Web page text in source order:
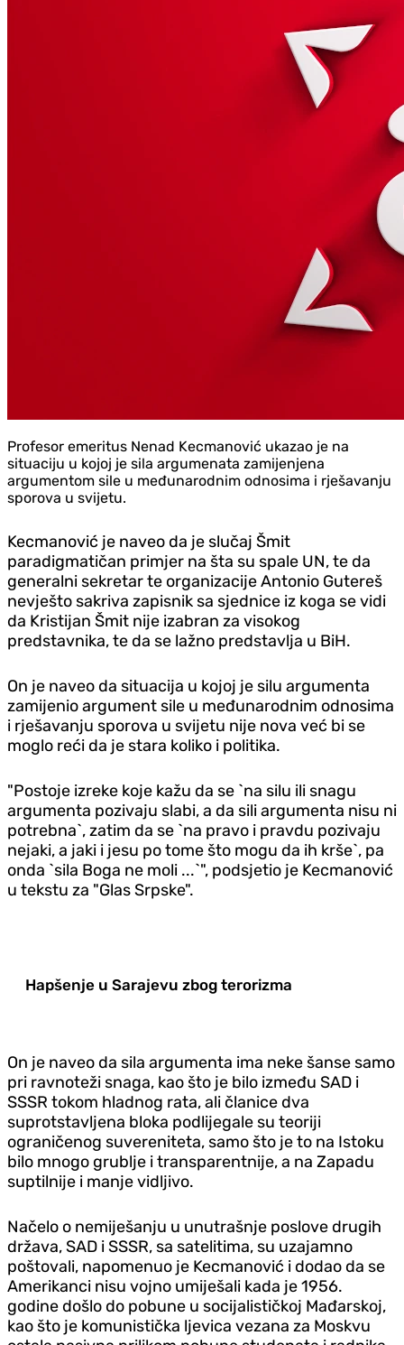
Profesor emeritus Nenad Kecmanović ukazao je na
situaciju u kojoj je sila argumenata zamijenjena
argumentom sile u međunarodnim odnosima i rješavanju
sporova u svijetu.
Kecmanović je naveo da je slučaj Šmit
paradigmatičan primjer na šta su spale UN, te da
generalni sekretar te organizacije Antonio Gutereš
nevješto sakriva zapisnik sa sjednice iz koga se vidi
da Kristijan Šmit nije izabran za visokog
predstavnika, te da se lažno predstavlja u BiH.
On je naveo da situacija u kojoj je silu argumenta
zamijenio argument sile u međunarodnim odnosima
i rješavanju sporova u svijetu nije nova već bi se
moglo reći da je stara koliko i politika.
"Postoje izreke koje kažu da se `na silu ili snagu
argumenta pozivaju slabi, a da sili argumenta nisu ni
potrebna`, zatim da se `na pravo i pravdu pozivaju
nejaki, a jaki i jesu po tome što mogu da ih krše`, pa
onda `sila Boga ne moli ...`", podsjetio je Kecmanović
u tekstu za "Glas Srpske".
Hapšenje u Sarajevu zbog terorizma
On je naveo da sila argumenta ima neke šanse samo
pri ravnoteži snaga, kao što je bilo između SAD i
SSSR tokom hladnog rata, ali članice dva
suprotstavljena bloka podlijegale su teoriji
ograničenog suvereniteta, samo što je to na Istoku
bilo mnogo grublje i transparentnije, a na Zapadu
suptilnije i manje vidljivo.
Načelo o nemiješanju u unutrašnje poslove drugih
država, SAD i SSSR, sa satelitima, su uzajamno
poštovali, napomenuo je Kecmanović i dodao da se
Amerikanci nisu vojno umiješali kada je 1956.
godine došlo do pobune u socijalističkoj Mađarskoj,
kao što je komunistička ljevica vezana za Moskvu